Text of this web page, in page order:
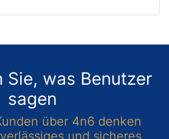
Sie, was Benutzer
sagen
über 4n6 denken
und sicheres